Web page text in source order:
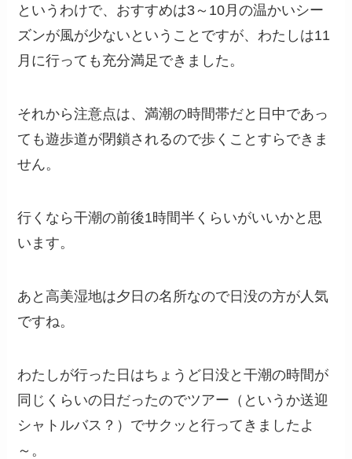
というわけで、おすすめは3～10月の温かいシー
ズンが風が少ないということですが、わたしは11
月に行っても充分満足できました。
それから注意点は、満潮の時間帯だと日中であっ
ても遊歩道が閉鎖されるので歩くことすらできま
せん。
行くなら干潮の前後1時間半くらいがいいかと思
います。
あと高美湿地は夕日の名所なので日没の方が人気
ですね。
わたしが行った日はちょうど日没と干潮の時間が
同じくらいの日だったのでツアー（というか送迎
シャトルバス？）でサクッと行ってきましたよ
～。